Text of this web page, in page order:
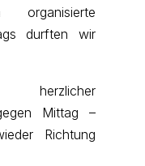
durften wir
Mittag –
Richtung